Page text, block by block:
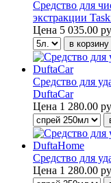
Средство для
экстракции
Цена 5 035.00
Средство для
DuftaCar
Цена 1 280.00
Средство для
Цена 1 280.00